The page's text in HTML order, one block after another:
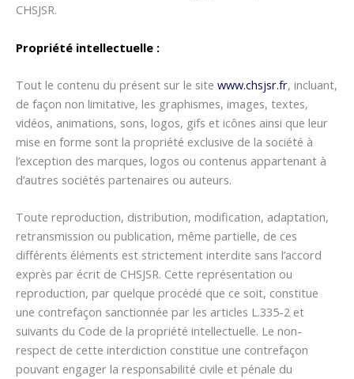
CHSJSR.
Propriété intellectuelle :
Tout le contenu du présent sur le site www.chsjsr.fr, incluant,
de façon non limitative, les graphismes, images, textes,
vidéos, animations, sons, logos, gifs et icônes ainsi que leur
mise en forme sont la propriété exclusive de la société à
l’exception des marques, logos ou contenus appartenant à
d’autres sociétés partenaires ou auteurs.
Toute reproduction, distribution, modification, adaptation,
retransmission ou publication, même partielle, de ces
différents éléments est strictement interdite sans l’accord
exprès par écrit de CHSJSR. Cette représentation ou
reproduction, par quelque procédé que ce soit, constitue
une contrefaçon sanctionnée par les articles L.335-2 et
suivants du Code de la propriété intellectuelle. Le non-
respect de cette interdiction constitue une contrefaçon
pouvant engager la responsabilité civile et pénale du